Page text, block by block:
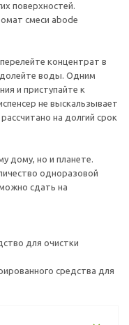
поверхностей.
смеси abode
концентрат в
долейте воды. Одним
и приступайте к
не выскальзывает
на долгий срок
дому, но и планете.
одноразовой
сдать на
для очистки
средства для